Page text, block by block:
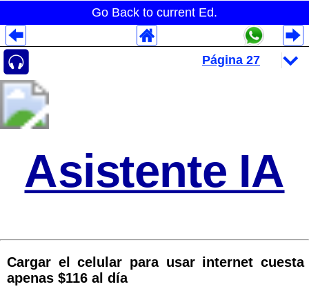
Go Back to current Ed.
Asistente IA
Cargar el celular para usar internet cuesta
apenas $116 al día
Despliegues Analytics
Despliegues Totales
Despliegues por Rubros